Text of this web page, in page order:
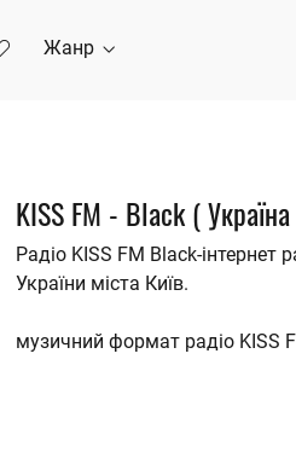
Жанр
KISS FM - Black (
Радіо KISS FM Black-інтернет
України міста Київ.
музичний формат радіо KISS